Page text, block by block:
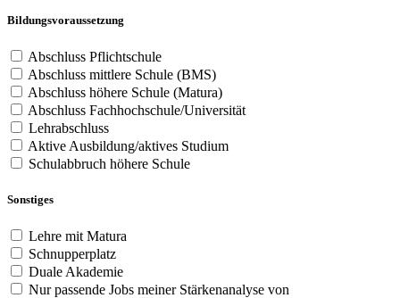
Bildungsvoraussetzung
Abschluss Pflichtschule
Abschluss mittlere Schule (BMS)
Abschluss höhere Schule (Matura)
Abschluss Fachhochschule/Universität
Lehrabschluss
Aktive Ausbildung/aktives Studium
Schulabbruch höhere Schule
Sonstiges
Lehre mit Matura
Schnupperplatz
Duale Akademie
Nur passende Jobs meiner Stärkenanalyse von